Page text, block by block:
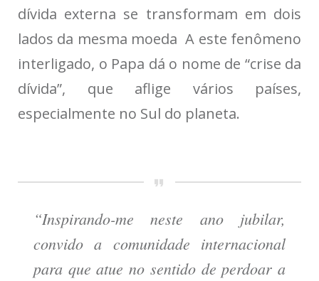
dívida externa se transformam em dois
lados da mesma moeda A este fenômeno
interligado, o Papa dá o nome de “crise da
dívida”, que aflige vários países,
especialmente no Sul do planeta.
“Inspirando-me neste ano jubilar,
convido a comunidade internacional
para que atue no sentido de perdoar a